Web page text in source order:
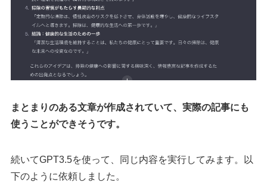
まとまりのある文章が作成されていて、実際の記事にも
使うことができそうです。
続いてGPT3.5を使って、同じ内容を実行してみます。以
下のように依頼しました。